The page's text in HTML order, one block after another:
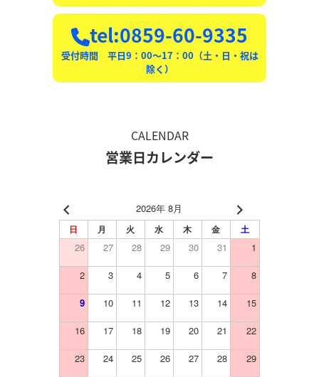
tel:0859-60-9335
受付時間 平日9：00〜17：00（土・日・祝は
除く）
CALENDAR
営業日カレンダー
2026年 8月
日 月 火 水 木 金 土
26 27 28 29 30 31 1
2 3 4 5 6 7 8
9 10 11 12 13 14 15
16 17 18 19 20 21 22
23 24 25 26 27 28 29